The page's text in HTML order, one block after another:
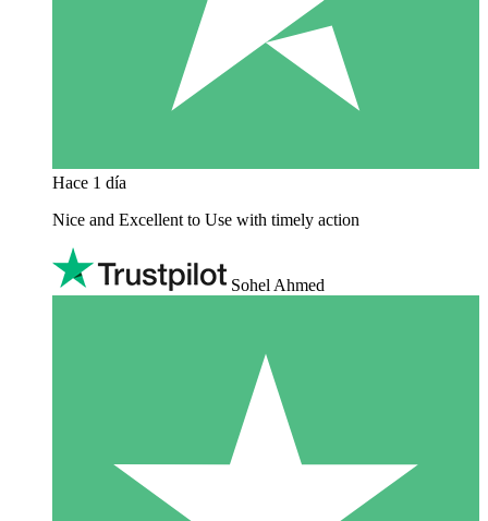
Hace 1 día
Nice and Excellent to Use with timely action
Sohel Ahmed